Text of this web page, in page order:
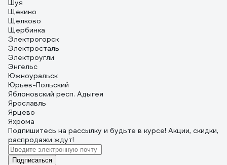
Шуя
Щекино
Щелково
Щербинка
Электрогорск
Электросталь
Электроугли
Энгельс
Южноуральск
Юрьев-Польский
Яблоновский респ. Адыгея
Ярославль
Ярцево
Яхрома
Подпишитесь на рассылку и будьте в курсе! Акции, скидки,
распродажи ждут!
Подписаться